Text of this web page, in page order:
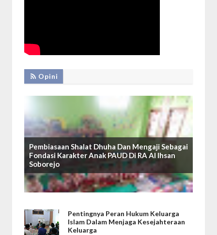
Opini
Pembiasaan Shalat Dhuha Dan Mengaji Sebagai
Fondasi Karakter Anak PAUD Di RA Al Ihsan
Soborejo
Pentingnya Peran Hukum Keluarga
Islam Dalam Menjaga Kesejahteraan
Keluarga